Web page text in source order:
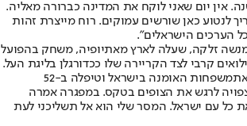
אין יום שאני לוקח את המדינה כברורה מאליה.
שנה צריך לנטוע כאן שורשים עמוקים. רוח מייצרת זהות
הערכים הישראלים״.
מנשה זלקה, שעלה לארץ מאתיופיה, משחק בהפועל
קרבי לצד הקריירה שלו ככדורגלן בליגת העל.
משפחות האומנה בישראל וטיפלה ב-52
צפויה לרגש את הצופים בטקס. במפגרה אמרה
כל עם ישראל. המסר שלי הוא אל תשליכני לעת